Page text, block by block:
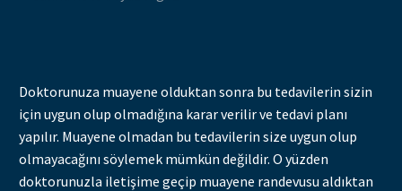
Doktorunuza muayene olduktan sonra bu tedavilerin sizin
için uygun olup olmadığına karar verilir ve tedavi planı
yapılır. Muayene olmadan bu tedavilerin size uygun olup
olmayacağını söylemek mümkün değildir. O yüzden
doktorunuzla iletişime geçip muayene randevusu aldıktan